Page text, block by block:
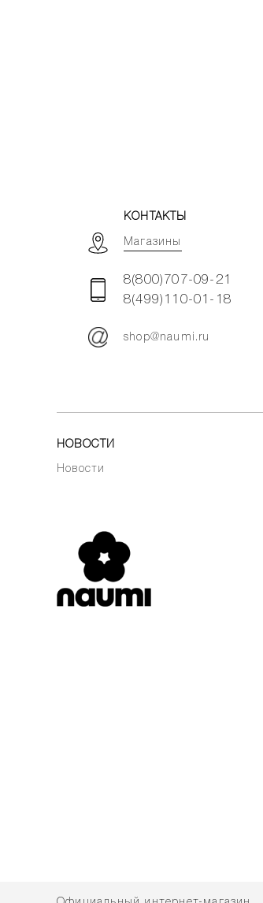
КОНТАКТЫ
Магазины
8(800)707-09-21
8(499)110-01-18
shop@naumi.ru
НОВОСТИ
Новости